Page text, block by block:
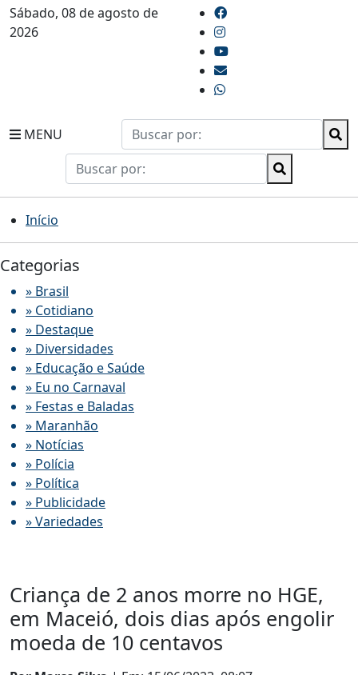
Sábado, 08 de agosto de
2026
MENU
Início
Categorias
» Brasil
» Cotidiano
» Destaque
» Diversidades
» Educação e Saúde
» Eu no Carnaval
» Festas e Baladas
» Maranhão
» Notícias
» Polícia
» Política
» Publicidade
» Variedades
Criança de 2 anos morre no HGE,
em Maceió, dois dias após engolir
moeda de 10 centavos